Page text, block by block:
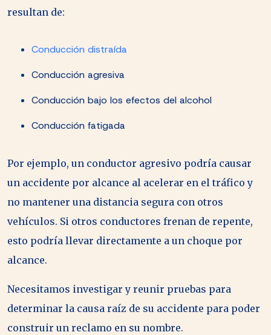
resultan de:
Conducción distraída
Conducción agresiva
Conducción bajo los efectos del alcohol
Conducción fatigada
Por ejemplo, un conductor agresivo podría causar
un accidente por alcance al acelerar en el tráfico y
no mantener una distancia segura con otros
vehículos. Si otros conductores frenan de repente,
esto podría llevar directamente a un choque por
alcance.
Necesitamos investigar y reunir pruebas para
determinar la causa raíz de su accidente para poder
construir un reclamo en su nombre.